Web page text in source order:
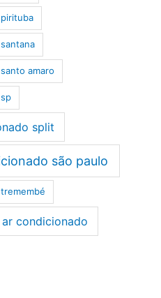
amaro
split
são paulo
condicionado